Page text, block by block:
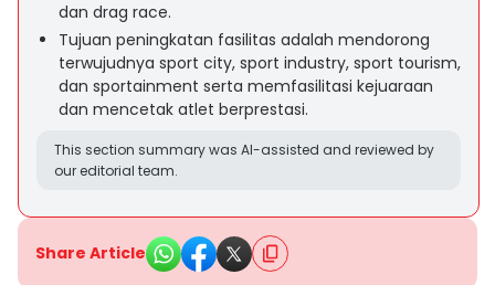
dan drag race.
Tujuan peningkatan fasilitas adalah mendorong
terwujudnya sport city, sport industry, sport tourism,
dan sportainment serta memfasilitasi kejuaraan
dan mencetak atlet berprestasi.
This section summary was AI-assisted and reviewed by
our editorial team.
Share Article